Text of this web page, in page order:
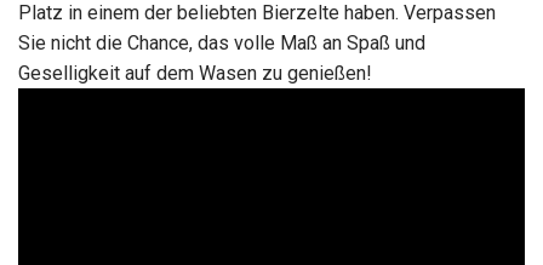
Platz in einem der beliebten Bierzelte haben. Verpassen
Sie nicht die Chance, das volle Maß an Spaß und
Geselligkeit auf dem Wasen zu genießen!